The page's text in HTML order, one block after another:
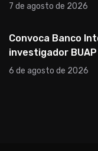
7 de agosto de 2026
Convoca Banco
investigador
6 de agosto de 2026